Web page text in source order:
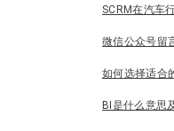
SCRM在汽车
微信公众号留
如何选择适合
BI是什么意思